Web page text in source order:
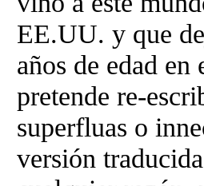
EE.UU. y que
años de edad
pretende re-
superfluas o
versión